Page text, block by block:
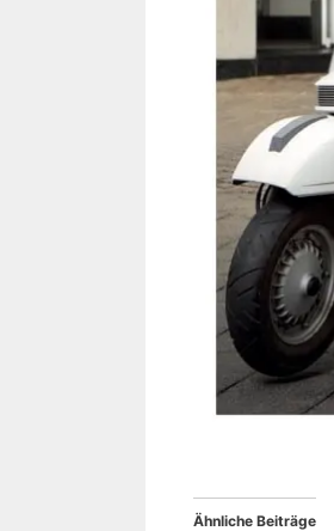
Ähnliche Beiträge